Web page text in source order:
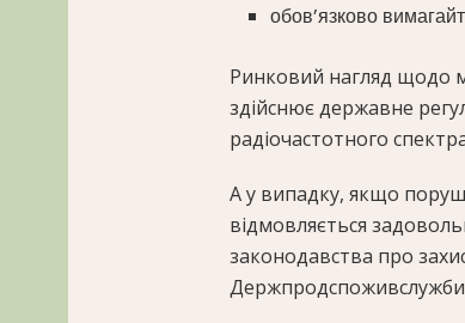
обов’язково
Ринковий нагляд щодо
здійснює державне
радіочастотного
А у випадку, якщо
відмовляється
законодавства про
Держпродспоживслужби